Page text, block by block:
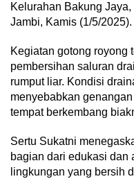
Kelurahan Bakung
Jambi, Kamis (1/5/2025).
Kegiatan gotong royong
pembersihan saluran
rumput liar. Kondisi
menyebabkan
tempat berkembang
Sertu Sukatni
bagian dari edukasi dan
lingkungan yang bersih